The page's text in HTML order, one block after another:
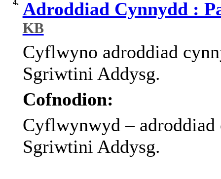
4. Adroddiad Cynnydd :
KB
Cyflwyno adroddiad
Sgriwtini Addysg.
Cofnodion:
Cyflwynwyd – adroddiad
Sgriwtini Addysg.